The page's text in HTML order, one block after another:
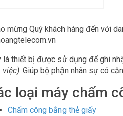
mừng Quý khách hàng đến với
là thiết bị được sử dụng để ghi
việc). Giúp bộ phận nhân sự có
loại máy chấm
Chấm công bằng thẻ giấy